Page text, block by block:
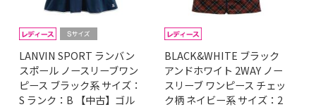
LANVIN SPORT ランバン
スポール ノースリーブワン
ピース ブラック系 サイズ：
S ランク：B 【中古】ゴル
BLACK&WHITE ブラック
アンドホワイト 2WAY ノー
スリーブ ワンピース チェッ
ク柄 ネイビー系 サイズ：2